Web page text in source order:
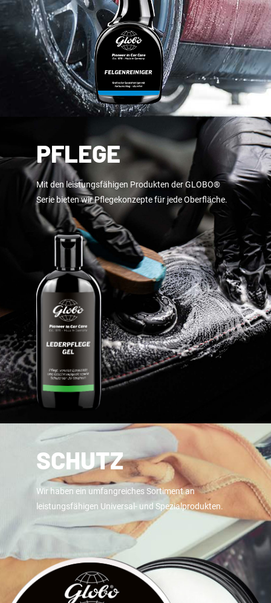
PFLEGE
Mit den leistungsfähigen Produkten der GLOBO®
Serie bietenwir Pflegekonzepte für jede Oberfläche.
SCHUTZ
Wir haben ein umfangreiches Sortiment an
leistungsfähigen Universal- und Spezialprodukten.